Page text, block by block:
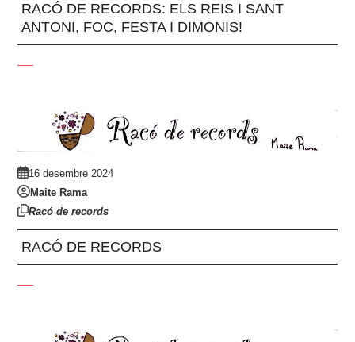
RACÓ DE RECORDS: ELS REIS I SANT
ANTONI, FOC, FESTA I DIMONIS!
16 desembre 2024
Maite Rama
Racó de records
RACÓ DE RECORDS